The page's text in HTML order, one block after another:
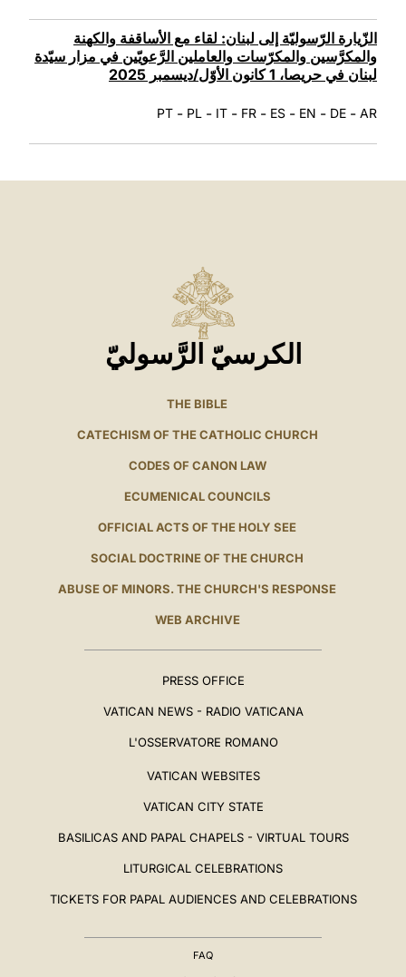
الزّيارة الرّسوليّة إلى لبنان: لقاء مع الأساقفة والكهنة
والمكرَّسين والمكرّسات والعاملين الرَّعويّين في مزار سيّدة
لبنان في حريصا، 1 كانون الأوّل/ديسمبر 2025
AR
-
DE
-
EN
-
ES
-
FR
-
IT
-
PL
-
PT
الكرسيّ الرَّسوليّ
THE BIBLE
CATECHISM OF THE CATHOLIC CHURCH
CODES OF CANON LAW
ECUMENICAL COUNCILS
OFFICIAL ACTS OF THE HOLY SEE
SOCIAL DOCTRINE OF THE CHURCH
ABUSE OF MINORS. THE CHURCH'S RESPONSE
WEB ARCHIVE
PRESS OFFICE
VATICAN NEWS - RADIO VATICANA
L'OSSERVATORE ROMANO
VATICAN WEBSITES
VATICAN CITY STATE
BASILICAS AND PAPAL CHAPELS - VIRTUAL TOURS
LITURGICAL CELEBRATIONS
TICKETS FOR PAPAL AUDIENCES AND CELEBRATIONS
FAQ